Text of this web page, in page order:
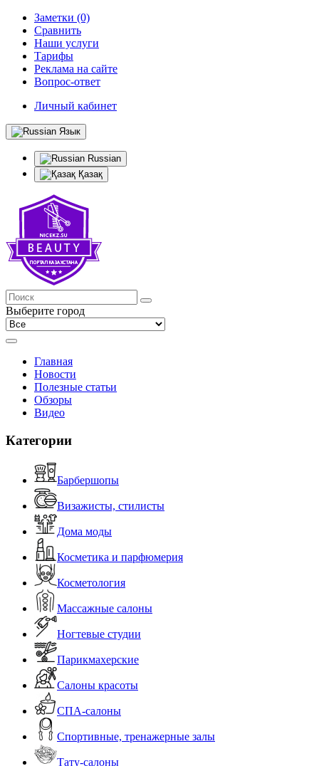
Заметки (0)
Сравнить
Наши услуги
Тарифы
Реклама на сайте
Вопрос-ответ
Личный кабинет
Язык
Russian
Қазақ
Выберите город
Главная
Новости
Полезные статьи
Обзоры
Видео
Категории
Барбершопы
Визажисты, стилисты
Дома моды
Косметика и парфюмерия
Косметология
Массажные салоны
Ногтевые студии
Парикмахерские
Салоны красоты
СПА-салоны
Спортивные, тренажерные залы
Тату-салоны